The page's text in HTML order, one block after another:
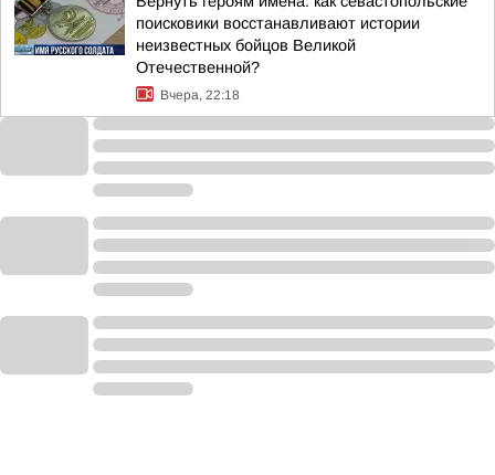
поисковики восстанавливают истории
неизвестных бойцов Великой
Отечественной?
Вчера, 22:18